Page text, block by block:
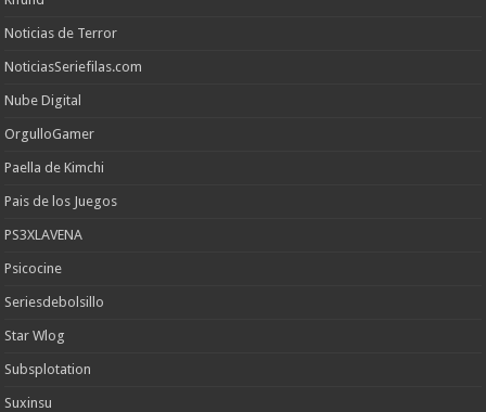
Noticias de Terror
NoticiasSeriefilas.com
Nube Digital
OrgulloGamer
Paella de Kimchi
Pais de los Juegos
PS3XLAVENA
Psicocine
Seriesdebolsillo
Star Wlog
Subsplotation
Suxinsu